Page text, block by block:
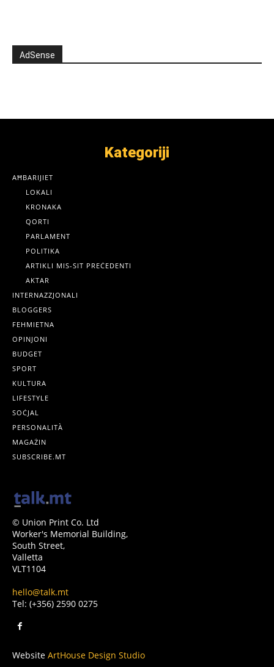
AdSense
Kategoriji
AĦBARIJIET
LOKALI
KRONAKA
QORTI
PARLAMENT
POLITIKA
ARTIKLI MIS-SIT PREĊEDENTI
AKTAR
INTERNAZZJONALI
BLOGGERS
FEHMIETNA
OPINJONI
BUDGET
SPORT
KULTURA
LIFESTYLE
SOĊJAL
PERSONALITÀ
MAGAŻIN
SUBSCRIBE.MT
© Union Print Co. Ltd
Worker's Memorial Building,
South Street,
Valletta
VLT1104
hello@talk.mt
Tel: (+356) 2590 0275
Website ArtHouse Design Studio